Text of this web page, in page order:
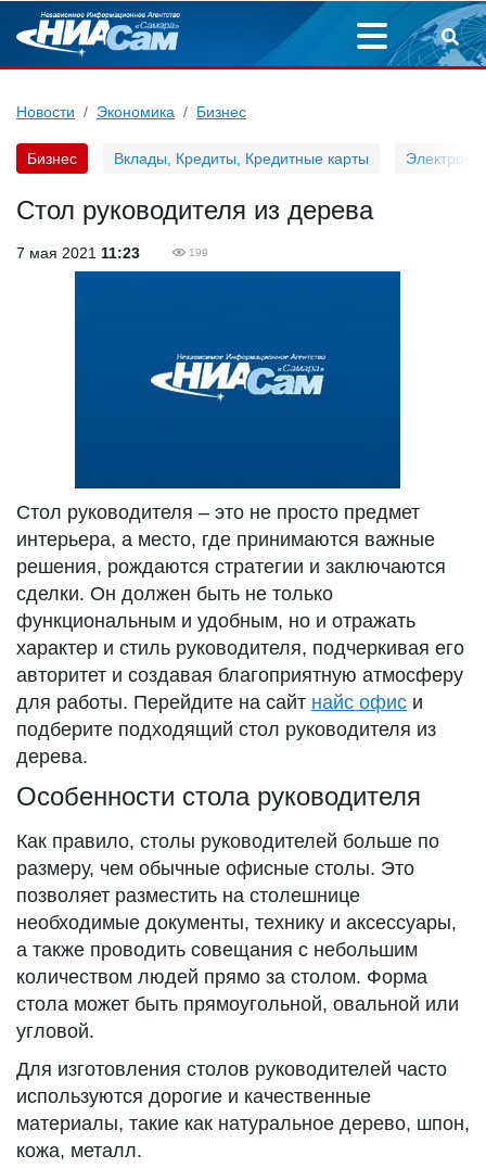
Новости Экономика Бизнес
Бизнес Вклады, Кредиты, Кредитные карты
Стол руководителя из дерева
7 мая 2021 11:23 199
Стол руководителя – это не просто предмет
интерьера, а место, где принимаются важные
решения, рождаются стратегии и заключаются
сделки. Он должен быть не только
функциональным и удобным, но и отражать
характер и стиль руководителя, подчеркивая его
авторитет и создавая благоприятную атмосферу
для работы. Перейдите на сайт найс офис и
подберите подходящий стол руководителя из
дерева.
Особенности стола руководителя
Как правило, столы руководителей больше по
размеру, чем обычные офисные столы. Это
позволяет разместить на столешнице
необходимые документы, технику и аксессуары,
а также проводить совещания с небольшим
количеством людей прямо за столом. Форма
стола может быть прямоугольной, овальной или
угловой.
Для изготовления столов руководителей часто
используются дорогие и качественные
материалы, такие как натуральное дерево, шпон,
кожа, металл.